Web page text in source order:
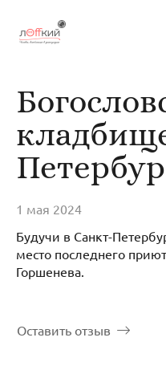
1 мая 2024
Будучи в Санкт-
место последнего
Горшенева.
Оставить отзыв